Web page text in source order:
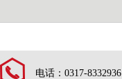
电话：0317-8332936